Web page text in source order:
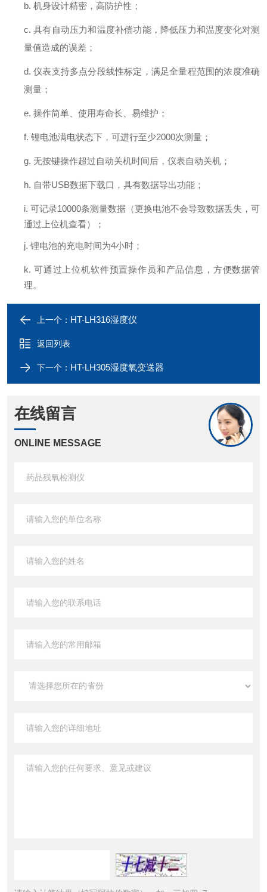
b. 机身设计精密，高防护性；
c.具有自动压力和温度补偿功能，降低压力和温度变化对测
量值造成的误差；
d.仪表支持多点分段线性标定 ， 满足全量程范围的浓度准确
测量 ；
e. 操作简单、使用寿命长、易维护；
f. 锂电池满电状态下，可进行至少2000次测量；
g. 无按键操作超过自动关机时间后，仪表自动关机；
h. 自带USB数据下载口， 具有数据导出功能；
i. 可记录10000条测量数据 （更换电池不会导致数据丢失，可
通过上位机查看） ；
j. 锂电池的充电时间为4小时 ；
k. 可通过上位机软件预置操作员和产品信息，方便数据管
理。
上一个： HT-LH316湿度仪
返回列表
下一个： HT-LH305湿度氧变送器
在线留言
ONLINE MESSAGE